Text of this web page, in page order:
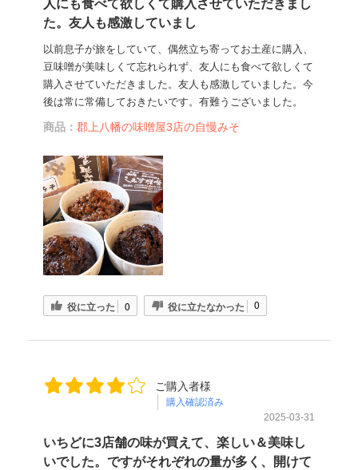
人にも食べて欲しくて購入させていただきまし
た。友人も感激していまし
以前息子が旅をしていて、偶然立ち寄ってお土産に購入、
豆味噌が美味しくて忘れられず、友人にも食べて欲しくて
購入させていただきました。友人も感激していました。今
後は常に常備しておきたいです。有難うございました。
商品： 郡上八幡の味噌屋3店の自慢みそ
役に立った 0 役に立たなかった 0
ご購入者様
購入確認済み
2025-03-31
いちどに3店舗の味が買えて、楽しい＆美味し
いでした。ですがそれぞれの量が多く、開けて